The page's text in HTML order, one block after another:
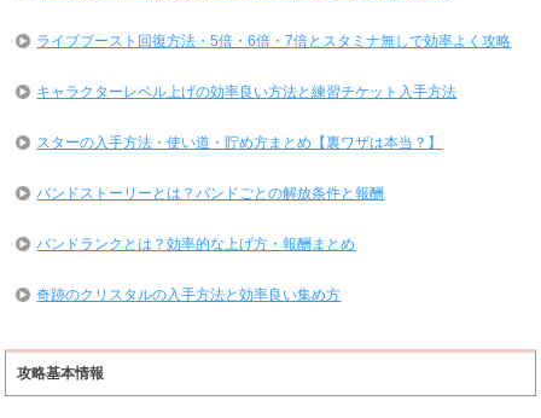
ライブブースト回復方法・5倍・6倍・7倍とスタミナ無しで効率よく攻略
キャラクターレベル上げの効率良い方法と練習チケット入手方法
スターの入手方法・使い道・貯め方まとめ【裏ワザは本当？】
バンドストーリーとは？バンドごとの解放条件と報酬
バンドランクとは？効率的な上げ方・報酬まとめ
奇跡のクリスタルの入手方法と効率良い集め方
攻略基本情報